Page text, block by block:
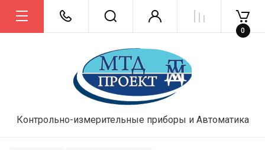
Контрольно-измерительные приборы и Автоматика
0